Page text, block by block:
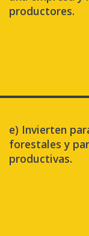
productores.
e) Invierten
forestales y
productivas.